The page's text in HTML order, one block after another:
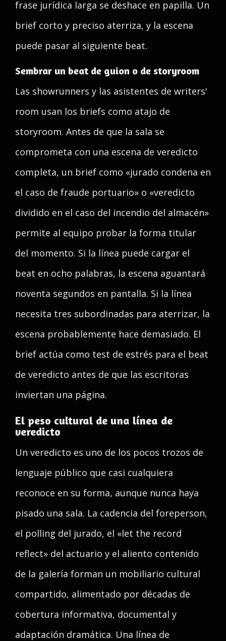
frase jurídica larga se deshace en papilla. Un
brief corto y preciso aterriza, y la escena
puede pasar al siguiente beat.
Sembrar un beat de guion o de storyroom
Las showrunners y las asistentes de writers'
room usan los briefs como atajo de
storyroom. Antes de que la sala se
comprometa con una escena de veredicto
completa, un brief como «jurado condena en
el caso de fraude portuario» o «veredicto
dividido en el caso del incendio del almacén»
permite al equipo probar la forma titular
del momento. Si la línea puede cargar el
beat en ocho palabras, la escena aguantará
noventa segundos en pantalla. Si la línea
necesita tres subordinadas para aterrizar, la
escena probablemente hace demasiado. El
brief actúa como test de estrés para el beat
de veredicto antes de que las escritoras
inviertan una página.
El peso cultural de una línea de
veredicto
Un veredicto es uno de los pocos trozos de
lenguaje público que casi cualquiera
reconoce en su forma, aunque nunca haya
pisado una sala. La cadencia del foreperson,
el polling del jurado, el «let the record
reflect» del actuario y el aliento contenido
de la galería forman un mobiliario cultural
compartido, alimentado por décadas de
cobertura informativa, documental y
adaptación dramática. Una línea de